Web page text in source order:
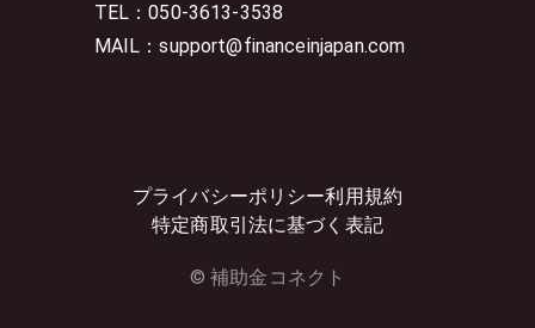
TEL：050-3613-3538
MAIL：support@financeinjapan.com
プライバシーポリシー利用規約
特定商取引法に基づく表記
© 補助金コネクト